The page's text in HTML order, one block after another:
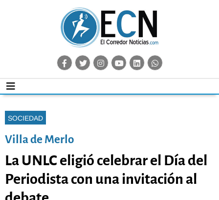
SOCIEDAD
Villa de Merlo
La UNLC eligió celebrar el Día del
Periodista con una invitación al